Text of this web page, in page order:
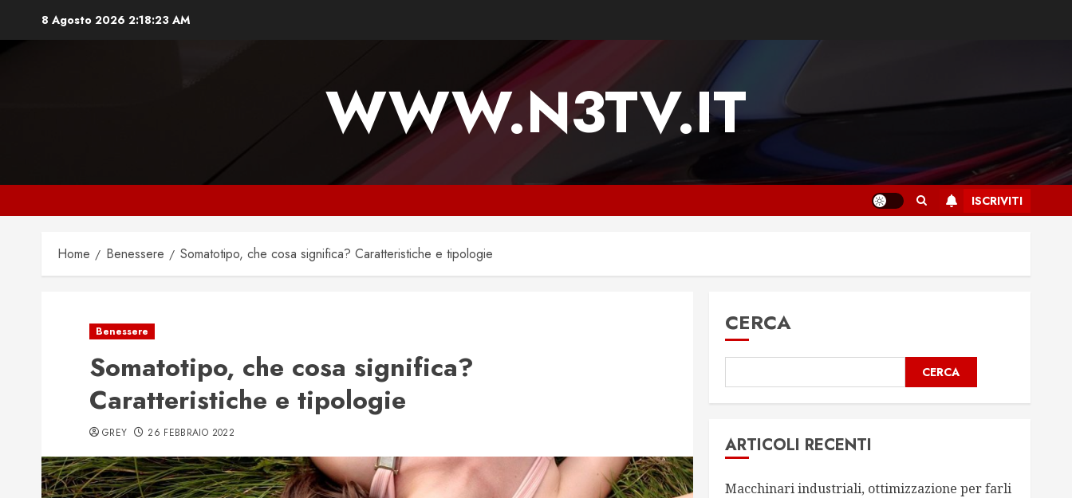
8 Agosto 2026 2:18:24 AM
WWW.N3TV.IT
ISCRIVITI
Home Benessere Somatotipo, che cosa significa? Caratteristiche e tipologie
Benessere
Somatotipo, che cosa significa?
Caratteristiche e tipologie
GREY 26 FEBBRAIO 2022
CERCA
CERCA
ARTICOLI RECENTI
Macchinari industriali, ottimizzazione per farli